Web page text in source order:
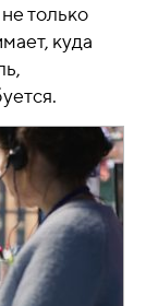
только
куда